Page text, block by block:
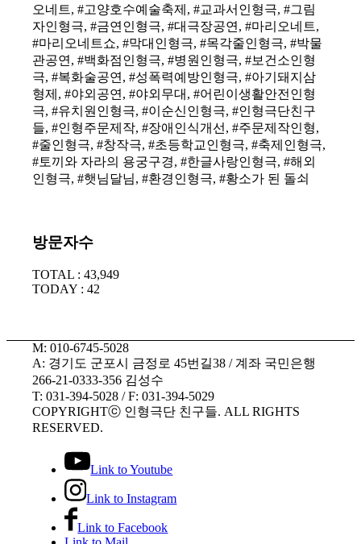
오네트, #고양호수예술축제, #교과서인형극, #그림
자인형극, #금연인형극, #대극장공연, #마리오네트,
#마리오네트쇼, #막대인형극, #목각줄인형극, #박물
관공연, #백화점인형극, #병원인형극, #보건소인형
극, #복화술공연, #성폭력예방인형극, #아기돼지삼
형제, #야외공연, #야외무대, #어린이생활안전인형
극, #유치원인형극, #이순신인형극, #인형극단친구
들, #인형주문제작, #장애인식개선, #주문제작인형,
#줄인형극, #창작극, #초등학교인형극, #축제인형극,
#토끼와 자라의 용궁구경, #한글사랑인형극, #해외
인형극, #햇님달님, #환경인형극, #황소가 된 돌쇠
방문자수
TOTAL : 43,949
TODAY : 42
M: 010-6745-5028
A: 경기도 군포시 금정로 45번길38 / 계좌 국민은행
266-21-0333-356 김성수
T: 031-394-5028 / F: 031-394-5029
COPYRIGHTⓒ 인형극단 친구들. ALL RIGHTS
RESERVED.
Link to Youtube
Link to Instagram
Link to Facebook